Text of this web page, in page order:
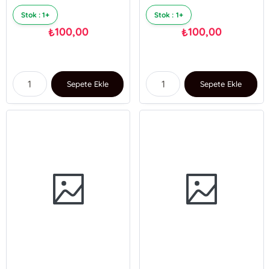
Stok : 1+
₺100,00
Sepete Ekle
Stok : 1+
₺100,00
Sepete Ekle